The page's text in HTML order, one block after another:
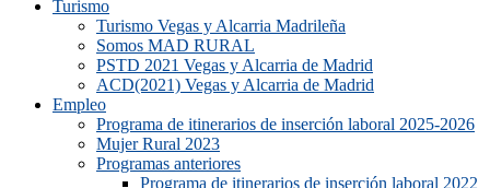
Turismo
Turismo Vegas y Alcarria Madrileña
Somos MAD RURAL
PSTD 2021 Vegas y Alcarria de Madrid
ACD(2021) Vegas y Alcarria de Madrid
Empleo
Programa de itinerarios de inserción laboral 2025-2026
Mujer Rural 2023
Programas anteriores
Programa de itinerarios de inserción laboral 2022